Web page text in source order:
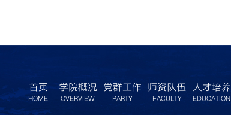
首页
HOME
学院概况
OVERVIEW
党群工作
PARTY
师资队伍
FACULTY
人才培养
EDUCATION